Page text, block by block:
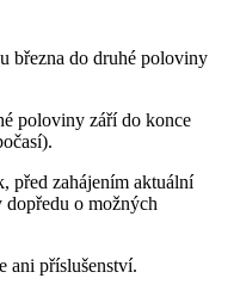
března do druhé poloviny
poloviny září do konce
před zahájením aktuální
dopředu o možných
ani příslušenství.